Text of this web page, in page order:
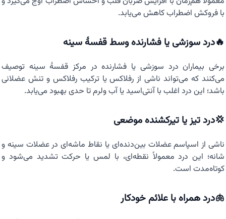
با فروکش اضطراب کاهش می‌یابد.
🔥درد سوزشی یا فشارنده وسط قفسهٔ سینه
برخی بیماران درد سوزشی یا فشارنده در مرکز قفسهٔ سینه توصیف
می‌کنند که می‌تواند ناشی از رفلاکس یا ترکیب رفلاکس و تنش عضلانی
باشد؛ این درد اغلب با آنتی‌اسید یا آب ولرم تا حدی بهبود می‌یابد.
💢درد تیز یا تیرکشنده موضعی
ناشی از اسپاسم عضلات بین‌دنده‌ای یا نقاط ماشه‌ای در عضلات سینه و
شانه؛ این درد معمولاً نقطه‌ای، با لمس یا حرکت تشدید می‌شود و
کوتاه‌مدت است.
🫁درد همراه با علائم خودکار